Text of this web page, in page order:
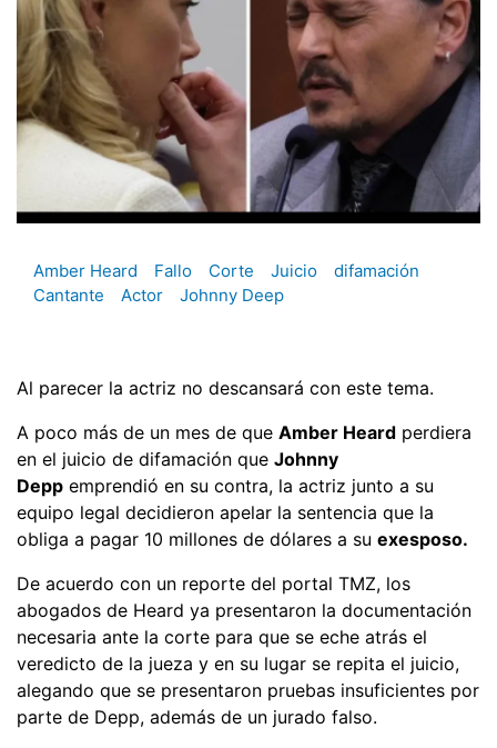
Amber Heard Fallo Corte Juicio
difamación
Cantante
Actor Johnny Deep
Al parecer la actriz no descansará con este tema.
A poco más de un mes de que Amber Heard perdiera
en el juicio de difamación que Johnny
Depp emprendió en su contra, la actriz junto a su
equipo legal decidieron apelar la sentencia que la
obliga a pagar 10 millones de dólares a su exesposo.
De acuerdo con un reporte del portal TMZ, los
abogados de Heard ya presentaron la documentación
necesaria ante la corte para que se eche atrás el
veredicto de la jueza y en su lugar se repita el juicio,
alegando que se presentaron pruebas insuficientes por
parte de Depp, además de un jurado falso.